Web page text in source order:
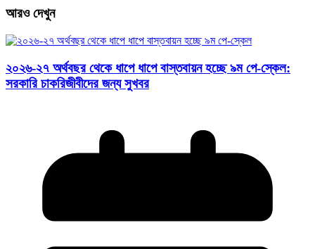
আরও দেখুন
২০২৬-২৭ অর্থবছর থেকে ধাপে ধাপে বাস্তবায়ন হচ্ছে ৯ম পে-স্কেল:
সরকারি চাকরিজীবীদের জন্য সুখবর